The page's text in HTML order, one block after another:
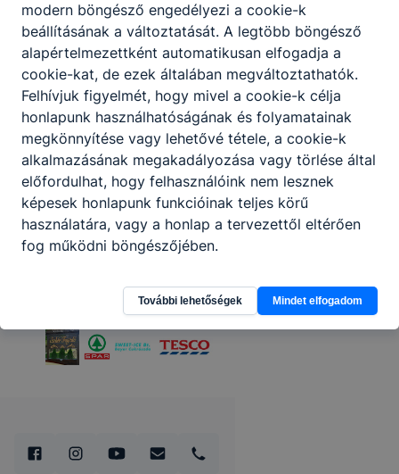
Partnereink
modern böngésző engedélyezi a cookie-k
beállításának a változtatását. A legtöbb böngésző
alapértelmezettként automatikusan elfogadja a
cookie-kat, de ezek általában megváltoztathatók.
Felhívjuk figyelmét, hogy mivel a cookie-k célja
honlapunk használhatóságának és folyamatainak
megkönnyítése vagy lehetővé tétele, a cookie-k
alkalmazásának megakadályozása vagy törlése által
előfordulhat, hogy felhasználóink nem lesznek
képesek honlapunk funkcióinak teljes körű
használatára, vagy a honlap a tervezettől eltérően
fog működni böngészőjében.
További lehetőségek Mindet elfogadom